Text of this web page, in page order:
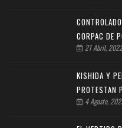
CORPAC DE
21 Abril, 2022
KISHIDA Y
PROTESTAN
4 Agosto,